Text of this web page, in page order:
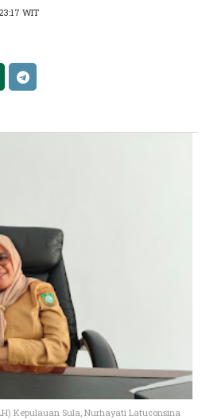
WIT
Kepulauan Sula, Nurhayati Latuconsina